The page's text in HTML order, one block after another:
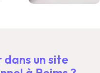
un site